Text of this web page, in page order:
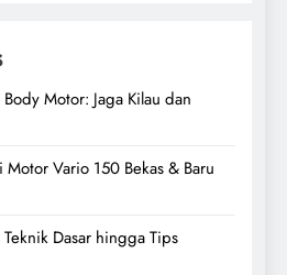
Motor: Jaga Kilau dan
Motor Vario 150 Bekas & Baru
Dasar hingga Tips